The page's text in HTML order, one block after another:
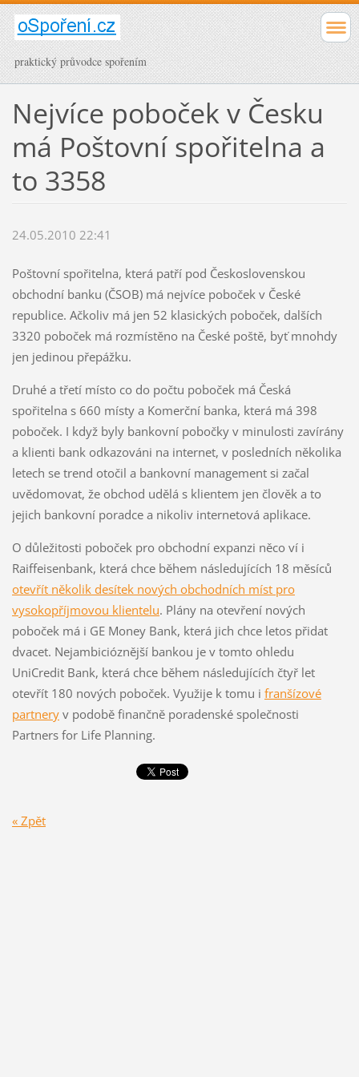
praktický průvodce spořením
Nejvíce poboček v Česku
má Poštovní spořitelna a
to 3358
24.05.2010 22:41
Poštovní spořitelna, která patří pod Československou
obchodní banku (ČSOB) má nejvíce poboček v České
republice. Ačkoliv má jen 52 klasických poboček, dalších
3320 poboček má rozmístěno na České poště, byť mnohdy
jen jedinou přepážku.
Druhé a třetí místo co do počtu poboček má Česká
spořitelna s 660 místy a Komerční banka, která má 398
poboček. I když byly bankovní pobočky v minulosti zavírány
a klienti bank odkazováni na internet, v posledních několika
letech se trend otočil a bankovní management si začal
uvědomovat, že obchod udělá s klientem jen člověk a to
jejich bankovní poradce a nikoliv internetová aplikace.
O důležitosti poboček pro obchodní expanzi něco ví i
Raiffeisenbank, která chce během následujících 18 měsíců
otevřít několik desítek nových obchodních míst pro
vysokopříjmovou klientelu. Plány na otevření nových
poboček má i GE Money Bank, která jich chce letos přidat
dvacet. Nejambicióznější bankou je v tomto ohledu
UniCredit Bank, která chce během následujících čtyř let
otevřít 180 nových poboček. Využije k tomu i franšízové
partneryv podobě finančně poradenské společnosti
Partners for Life Planning.
« Zpět